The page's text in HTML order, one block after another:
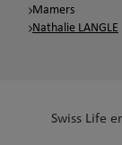
Mamers
Nathalie LANGLE
Swiss Life